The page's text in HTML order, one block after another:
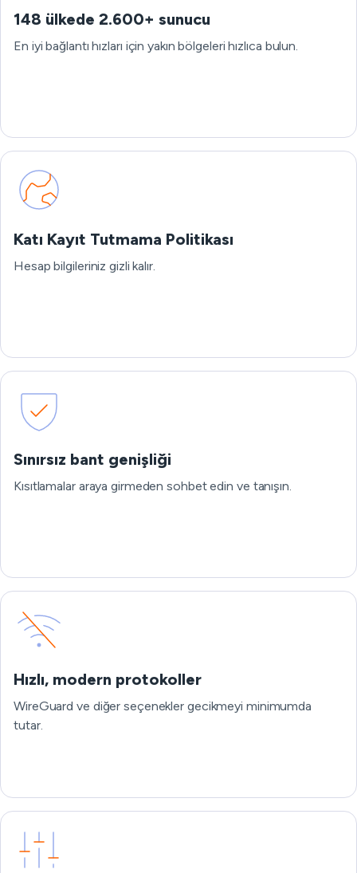
148 ülkede 2.600+ sunucu
En iyi bağlantı hızları için yakın bölgeleri hızlıca bulun.
Katı Kayıt Tutmama Politikası
Hesap bilgileriniz gizli kalır.
Sınırsız bant genişliği
Kısıtlamalar araya girmeden sohbet edin ve tanışın.
Hızlı, modern protokoller
WireGuard ve diğer seçenekler gecikmeyi minimumda
tutar.